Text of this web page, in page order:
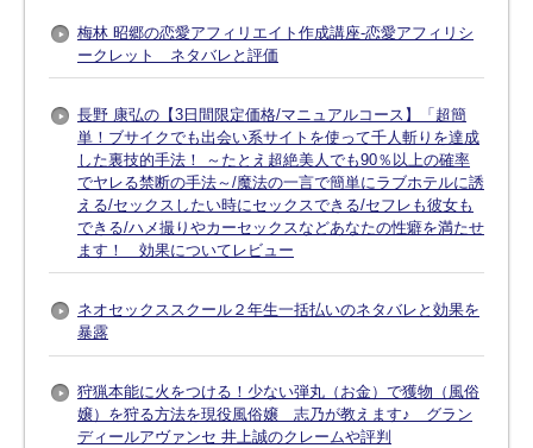
梅林 昭郷の恋愛アフィリエイト作成講座-恋愛アフィリシ
ークレット ネタバレと評価
長野 康弘の【3日間限定価格/マニュアルコース】「超簡
単！ブサイクでも出会い系サイトを使って千人斬りを達成
した裏技的手法！ ～たとえ超絶美人でも90％以上の確率
でヤレる禁断の手法～/魔法の一言で簡単にラブホテルに誘
える/セックスしたい時にセックスできる/セフレも彼女も
できる/ハメ撮りやカーセックスなどあなたの性癖を満たせ
ます！ 効果についてレビュー
ネオセックススクール２年生一括払いのネタバレと効果を
暴露
狩猟本能に火をつける！少ない弾丸（お金）で獲物（風俗
嬢）を狩る方法を現役風俗嬢 志乃が教えます♪ グラン
ディールアヴァンセ 井上誠のクレームや評判